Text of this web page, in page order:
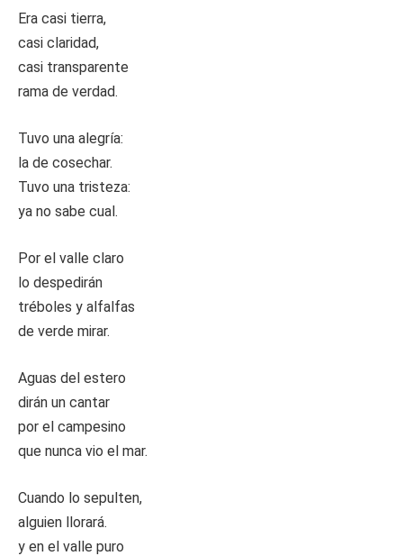
Era casi tierra,
casi claridad,
casi transparente
rama de verdad.
Tuvo una alegría:
la de cosechar.
Tuvo una tristeza:
ya no sabe cual.
Por el valle claro
lo despedirán
tréboles y alfalfas
de verde mirar.
Aguas del estero
dirán un cantar
por el campesino
que nunca vio el mar.
Cuando lo sepulten,
alguien llorará.
y en el valle puro